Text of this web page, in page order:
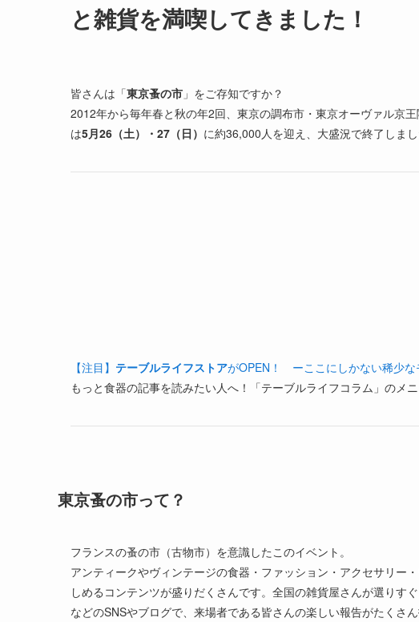
と雑貨を満喫してきました！
皆さんは「東京蚤の市 」をご存知ですか？
2012年から毎年春と秋の年2回、東京の調布市・東京オーヴァル京
は5月26（土）・27（日） に約36,000人を迎え、大盛況で終了しまし
【注目】 テーブルライフストアがOPEN！ ーここにしかない稀少な
もっと食器の記事を読みたい人へ！「テーブルライフコラム」のメ
東京蚤の市って？
フランスの蚤の市（古物市）を意識したこのイベント。
アンティークやヴィンテージの食器・ファッション・アクセサリー
しめるコンテンツが盛りだくさんです。全国の雑貨屋さんが選りす
などのSNSやブログで、来場者である皆さんの楽しい報告がたくさ